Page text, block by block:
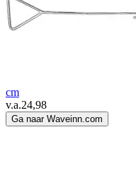
cm
v.a.24,98
Ga naar Waveinn.com